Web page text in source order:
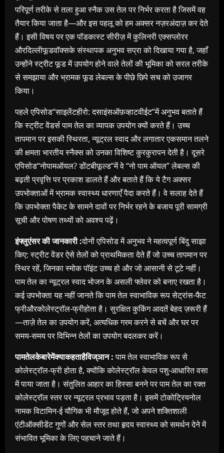
परिपूर्ण तरीके से तला हुआ स्नैक उस तेल पर निर्भर करता है जिसमें वह
तैयार किया जाता है—और इस पहलू को हम अक्सर नज़रअंदाज़ कर देते
हैं। इसी विषय पर एक पॉडकास्ट सीरीज़ में कुलिनरी एक्सप्लोरर
औरदिल्लीफूडवॉक्‍सके संस्थापक अनुभव सप्रा को दिखाया गया है,जहाँ
उन्होंने स्ट्रीट फूड में उपयोग होने वाले तेलों की भूमिका को सरल तरीके
से समझाया और भ्रामक फूड लेबल्स के पीछे छिपे सच को उजागर
किया।
पहले एपिसोड“साइलेंटहीरो: दसाइंसऑफ़व्हाटवीईट”में अनुभव बताते हैं
कि स्ट्रीट वेंडर्स पाम तेल का व्यापक उपयोग क्यों करते हैं। उच्च
तापमान पर इसकी स्थिरता,न्यूट्रल स्वाद और लगातार एकसमान तलने
की क्षमता भारतीय स्नैक्स को उनका विशिष्ट कुरकुरापन देती है। दूसरे
एपिसोड“नोपामऑयल?डोंटबीफूल्ड”में वे “नो पाम ऑयल” लेबल्स की
बढ़ती प्रवृत्ति पर प्रकाश डालते हैं और बताते हैं कि ये टैग अक्सर
उपभोक्ताओं में भ्रामक स्वास्थ्य धारणाएँ पैदा करते हैं। वे सलाह देते हैं
कि उपभोक्ता पैकेट के सामने दावों पर निर्भर रहने के बजाय पूरी सामग्री
सूची और पोषण तथ्यों को अवश्य पढ़ें।
इंफ्लुएंसर की जानकारी :दोनों एपिसोड में अनुभव ने महत्वपूर्ण बिंदु साझा
किए: स्ट्रीट वेंडर ऐसे तेलों को प्राथमिकता देते हैं जो उच्च तापमान पर
स्थिर रहें,जिनका स्मोक पॉइंट उच्च हो और जो आसानी से टूटे नहीं।
पाम तेल का न्यूट्रल स्वाद भोजन के असली फ्लेवर को बनाए रखता है।
कई उपभोक्ता यह नहीं जानते कि पाम तेल स्वाभाविक रूप सेट्रांस-फैट
फ्रीऔरकोलेस्ट्रॉल-फ्रीहोता है। सुरक्षित कुकिंग आदतें बेहद ज़रूरी हैं
—ताज़े तेल का उपयोग करें, अत्यधिक गरम करने से बचें और घर पर
समय-समय पर विभिन्न तेलों का उपयोग बदलकर करें।
पामतेलकेबारेमेंक्याकहताहैविज्ञान :पाम तेल स्वाभाविक रूप से
कोलेस्ट्रॉल-फ्री होता है,क्योंकि कोलेस्ट्रॉल केवल पशु-आधारित वसा
में पाया जाता है। संतुलित आहार का हिस्सा बनने पर पाम तेल का रक्त
कोलेस्ट्रॉल स्तर पर न्यूट्रल प्रभाव पड़ता है। इसमें टोकोट्रियनोल
नामक विटामिन-ई यौगिक भी मौजूद होते हैं,जो अपने शक्तिशाली
एंटीऑक्सीडेंट गुणों और सेल स्तर तथा हृदय स्वास्थ्य को समर्थन देने में
संभावित भूमिका के लिए पहचाने जाते हैं।